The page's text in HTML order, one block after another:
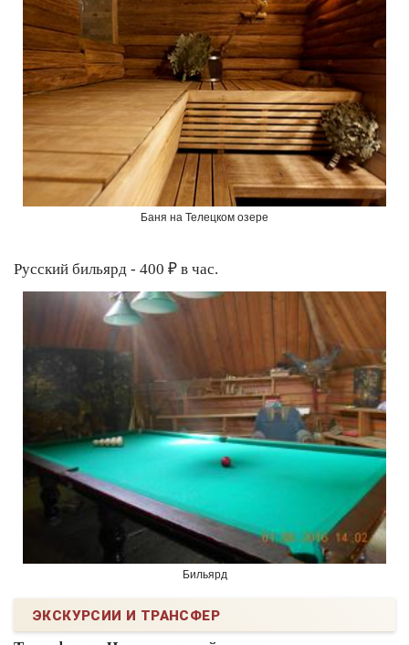
Баня на Телецком озере
Русский бильярд - 400 ₽ в час.
Бильярд
ЭКСКУРСИИ И ТРАНСФЕР